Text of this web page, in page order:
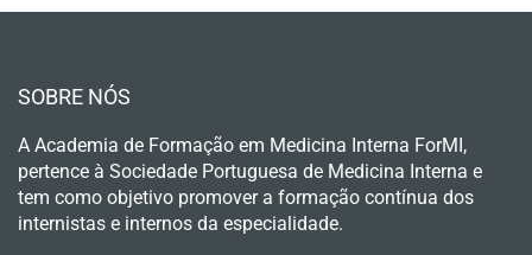
SOBRE NÓS
A Academia de Formação em Medicina Interna ForMI,
pertence à Sociedade Portuguesa de Medicina Interna e
tem como objetivo promover a formação contínua dos
internistas e internos da especialidade.